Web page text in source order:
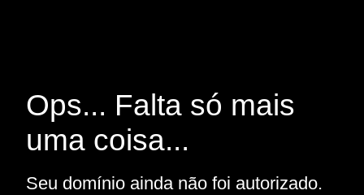
Ops... Falta só mais
uma coisa...
Seu domínio ainda não foi autorizado.